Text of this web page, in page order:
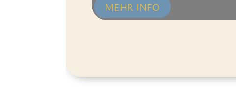
MEHR INFO